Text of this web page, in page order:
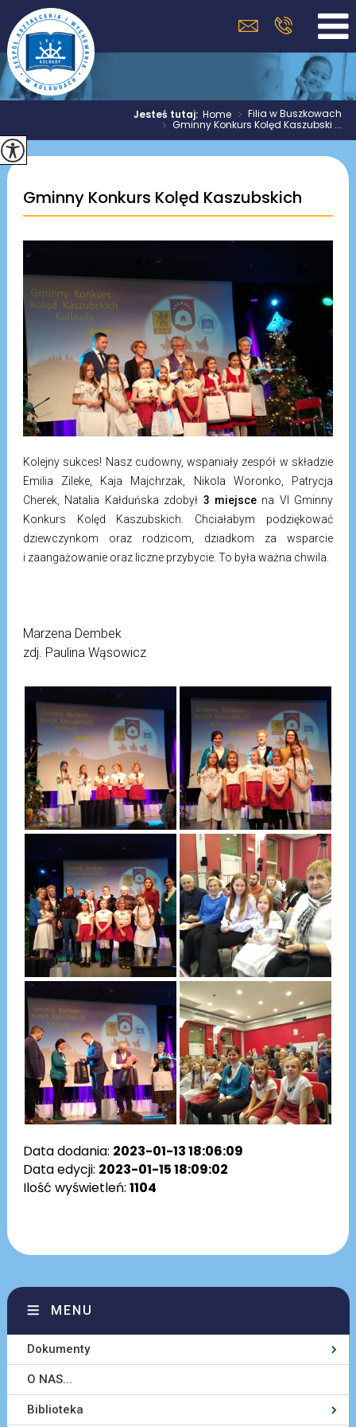
Jesteś tutaj:Home > Filia w Buszkowach
> Gminny Konkurs Kolęd Kaszubski ...
Gminny Konkurs Kolęd Kaszubskich
Kolejny sukces! Nasz cudowny, wspaniały zespół w składzie
Emilia Zileke, Kaja Majchrzak, Nikola Woronko, Patrycja
Cherek, Natalia Kałduńska zdobył 3 miejscena VI Gminny
Konkurs Kolęd Kaszubskich. Chciałabym podziękować
dziewczynkom oraz rodzicom, dziadkom za wsparcie
i zaangażowanie oraz liczne przybycie. To była ważna chwila.
Marzena Dembek
zdj. Paulina Wąsowicz
Data dodania: 2023-01-13 18:06:09
Data edycji: 2023-01-15 18:09:02
Ilość wyświetleń: 1104
MENU
Dokumenty
O NAS...
Biblioteka